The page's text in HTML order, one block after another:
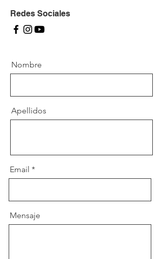
Redes Sociales
Nombre
Apellidos
Email
Mensaje